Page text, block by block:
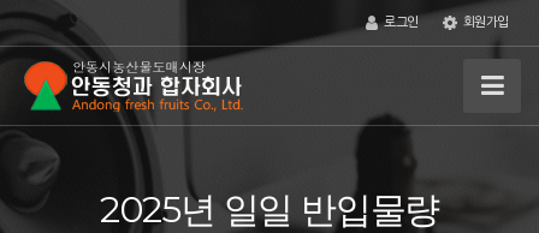
로그인 회원가입
2025년 일일 반입물량